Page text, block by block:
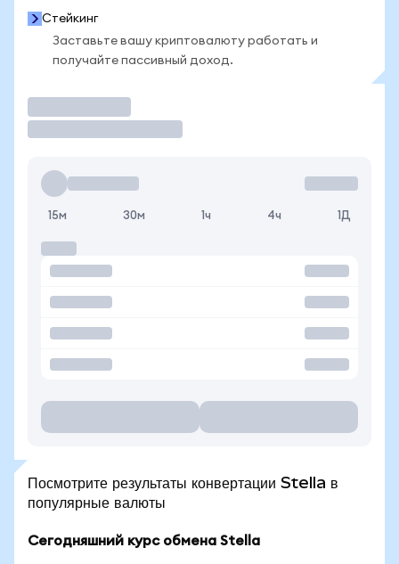
Стейкинг
Заставьте вашу криптовалюту работать и
получайте пассивный доход.
15м 30м 1ч 4ч 1Д
Посмотрите результаты конвертации Stella в
популярные валюты
Сегодняшний курс обмена Stella